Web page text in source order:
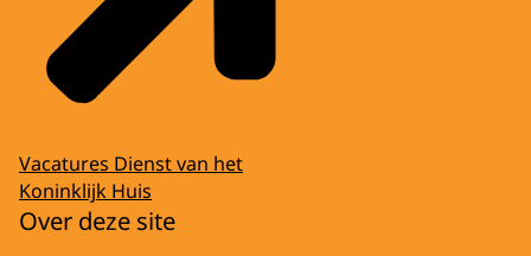
Vacatures Dienst van het
Koninklijk Huis
Over deze site